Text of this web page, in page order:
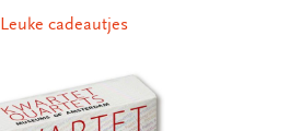
Leuke cadeautjes